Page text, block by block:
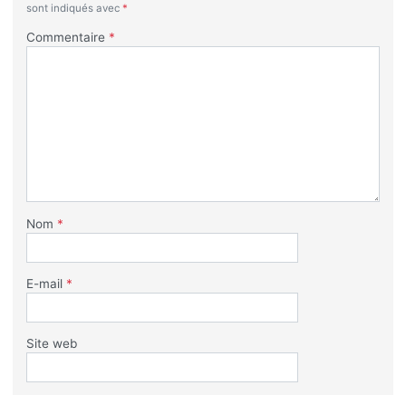
sont indiqués avec *
Commentaire *
Nom *
E-mail *
Site web